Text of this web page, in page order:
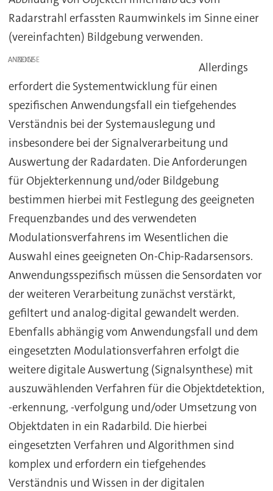
Radarstrahl erfassten Raumwinkels im Sinne einer
(vereinfachten) Bildgebung verwenden.
ANZEIGE
Allerdings
erfordert die Systementwicklung für einen
spezifischen Anwendungsfall ein tiefgehendes
Verständnis bei der Systemauslegung und
insbesondere bei der Signalverarbeitung und
Auswertung der Radardaten. Die Anforderungen
für Objekterkennung und/oder Bildgebung
bestimmen hierbei mit Festlegung des geeigneten
Frequenzbandes und des verwendeten
Modulationsverfahrens im Wesentlichen die
Auswahl eines geeigneten On-Chip-Radarsensors.
Anwendungsspezifisch müssen die Sensordaten vor
der weiteren Verarbeitung zunächst verstärkt,
gefiltert und analog-digital gewandelt werden.
Ebenfalls abhängig vom Anwendungsfall und dem
eingesetzten Modulationsverfahren erfolgt die
weitere digitale Auswertung (Signalsynthese) mit
auszuwählenden Verfahren für die Objektdetektion,
-erkennung, -verfolgung und/oder Umsetzung von
Objektdaten in ein Radarbild. Die hierbei
eingesetzten Verfahren und Algorithmen sind
komplex und erfordern ein tiefgehendes
Verständnis und Wissen in der digitalen